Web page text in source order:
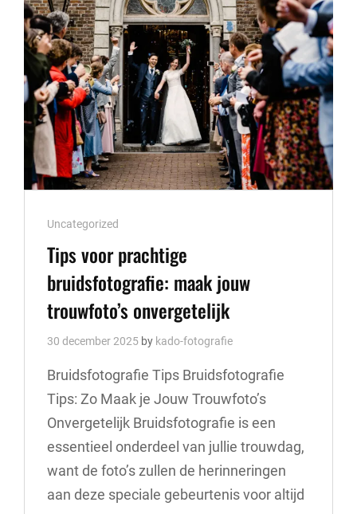
Cat
Links
Uncategorized
Tips voor prachtige
bruidsfotografie: maak jouw
trouwfoto’s onvergetelijk
30 december 2025 by kado-fotografie
Bruidsfotografie Tips Bruidsfotografie
Tips: Zo Maak je Jouw Trouwfoto’s
Onvergetelijk Bruidsfotografie is een
essentieel onderdeel van jullie trouwdag,
want de foto’s zullen de herinneringen
aan deze speciale gebeurtenis voor altijd